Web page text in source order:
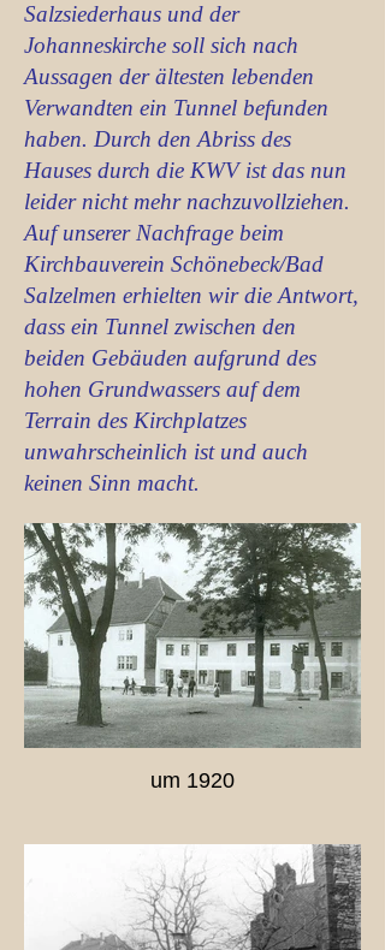
Salzsiederhaus und der
Johanneskirche soll sich nach
Aussagen der ältesten lebenden
Verwandten ein Tunnel befunden
haben. Durch den Abriss des
Hauses durch die KWV ist das nun
leider nicht mehr nachzuvollziehen.
Auf unserer Nachfrage beim
Kirchbauverein Schönebeck/Bad
Salzelmen erhielten wir die Antwort,
dass ein Tunnel zwischen den
beiden Gebäuden aufgrund des
hohen Grundwassers auf dem
Terrain des Kirchplatzes
unwahrscheinlich ist und auch
keinen Sinn macht.
um 1920